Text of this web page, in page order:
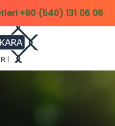
+90 (540) 131 06 06